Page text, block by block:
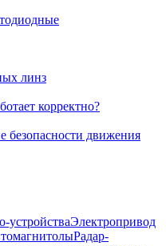
линз
корректно?
безопасности движения
устройстваЭлектропривод
Радар-